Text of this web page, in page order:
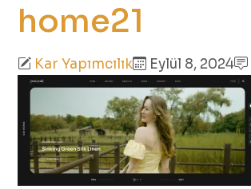
home21
Kar Yapımcılık Eylül 8, 2024